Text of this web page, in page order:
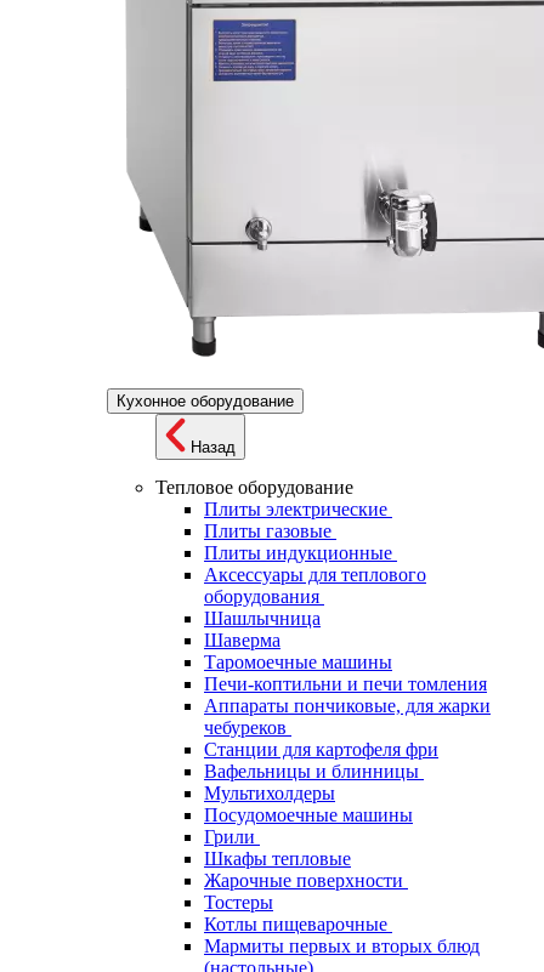
Кухонное оборудование
Назад
Тепловое оборудование
Плиты электрические
Плиты газовые
Плиты индукционные
Аксессуары для теплового
оборудования
Шашлычница
Шаверма
Таромоечные машины
Печи-коптильни и печи томления
Аппараты пончиковые, для жарки
чебуреков
Станции для картофеля фри
Вафельницы и блинницы
Мультихолдеры
Посудомоечные машины
Грили
Шкафы тепловые
Жарочные поверхности
Тостеры
Котлы пищеварочные
Мармиты первых и вторых блюд
(настольные)